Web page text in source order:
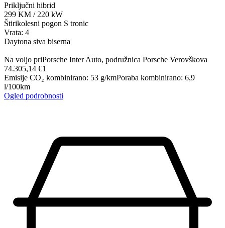
Priključni hibrid
299 KM / 220 kW
Štirikolesni pogon S tronic
Vrata: 4
Daytona siva biserna
Na voljo priPorsche Inter Auto, podružnica Porsche Verovškova
74.305,14 €1
Emisije CO₂ kombinirano: 53 g/kmPoraba kombinirano: 6,9
l/100km
Ogled podrobnosti